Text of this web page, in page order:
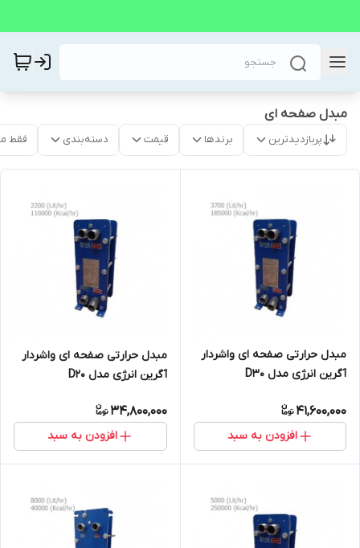
مبدل صفحه ای
پربازدیدترین برندها قیمت دسته‌بندی فقط
مبدل حرارتی صفحه ای واشردار
آگرین انرژی مدل D30
41,600,000
افزودن به سبد
مبدل حرارتی صفحه ای واشردار
آگرین انرژی مدل D20
34,800,000
افزودن به سبد